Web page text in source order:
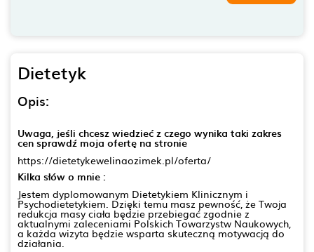
Dietetyk
Opis:
Uwaga, jeśli chcesz wiedzieć z czego wynika taki zakres
cen sprawdź moja ofertę na stronie
https://dietetykewelinaozimek.pl/oferta/
Kilka słów o mnie :
Jestem dyplomowanym Dietetykiem Klinicznym i
Psychodietetykiem. Dzięki temu masz pewność, że Twoja
redukcja masy ciała będzie przebiegać zgodnie z
aktualnymi zaleceniami Polskich Towarzystw Naukowych,
a każda wizyta będzie wsparta skuteczną motywacją do
działania.